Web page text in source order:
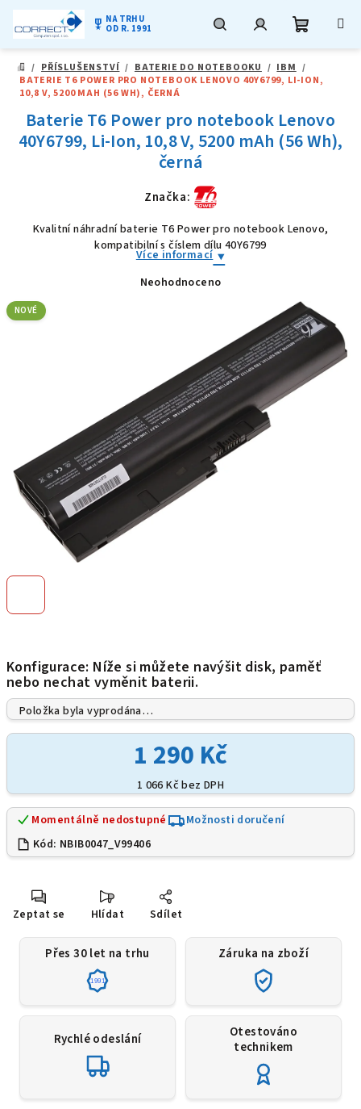
obsah
military_tech NA TRHU
OD R. 1991
DOMŮ
/ PŘÍSLUŠENSTVÍ / BATERIE DO NOTEBOOKU / IBM /
BATERIE T6 POWER PRO NOTEBOOK LENOVO 40Y6799, LI-ION,
10,8 V, 5200 MAH (56 WH), ČERNÁ
Konfigurace: Níže si můžete navýšit disk, paměť
nebo nechat vyměnit baterii.
Položka byla vyprodána…
1 290 Kč
1 066 Kč bez DPH
Momentálně nedostupné
Možnosti doručení
Kód: NBIB0047_V99406
Zeptat se Hlídat Sdílet
Baterie T6 Power pro notebook Lenovo
40Y6799, Li-Ion, 10,8 V, 5200 mAh (56 Wh),
černá
Značka:
Kvalitní náhradní baterie T6 Power pro notebook Lenovo,
kompatibilní s číslem dílu 40Y6799
Více informací
Průměrné
hvězdiček.
Neohodnoceno
NOVÉ
Přes 30 let na trhu
1991
Záruka na zboží
Rychlé odeslání
Otestováno
technikem